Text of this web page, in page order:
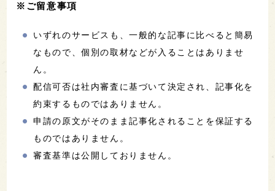
※ご留意事項
いずれのサービスも、一般的な記事に比べると簡易
なもので、個別の取材などが入ることはありませ
ん。
配信可否は社内審査に基づいて決定され、記事化を
約束するものではありません。
申請の原文がそのまま記事化されることを保証する
ものではありません。
審査基準は公開しておりません。